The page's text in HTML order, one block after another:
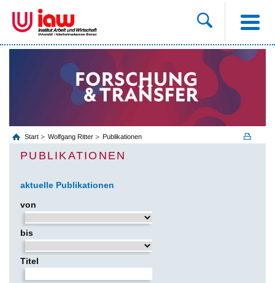
Start Wolfgang Ritter Publikationen
PUBLIKATIONEN
aktuelle Publikationen
von
bis
Titel